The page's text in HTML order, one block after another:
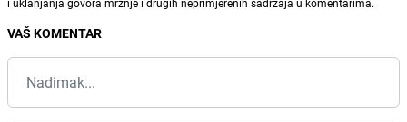
VAŠ KOMENTAR